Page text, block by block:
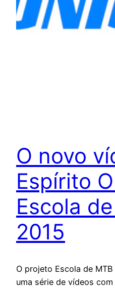
O novo
Espírito
Escola
2015
O projeto Escola de
uma série de vídeos